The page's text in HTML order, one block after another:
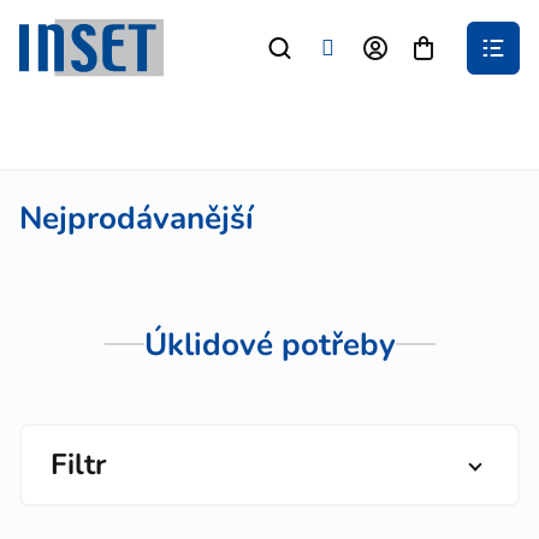
obsah
Nákupní
Úklidové potřeby
Filtr
Nejprodávanější